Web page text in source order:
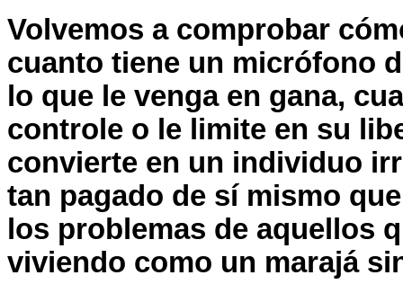
Volvemos a comprobar
cuanto tiene un micrófono
lo que le venga en gana,
controle o le limite en su
convierte en un individuo
tan pagado de sí mismo
los problemas de aquellos
viviendo como un marajá